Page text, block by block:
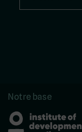
Notre base